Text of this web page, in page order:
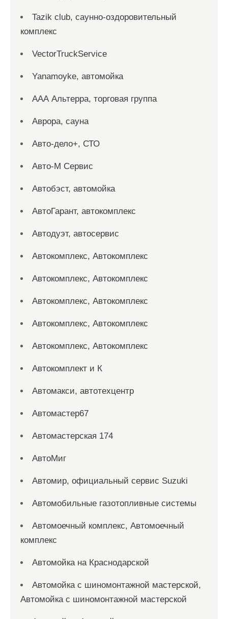
Tazik club, саунно-оздоровительный
комплекс
VectorTruckService
Yanamoyke, автомойка
ААА Альтерра, торговая группа
Аврора, сауна
Авто-дело+, СТО
Авто-М Сервис
Автобэст, автомойка
АвтоГарант, автокомплекс
Автодуэт, автосервис
Автокомплекс, Автокомплекс
Автокомплекс, Автокомплекс
Автокомплекс, Автокомплекс
Автокомплекс, Автокомплекс
Автокомплекс, Автокомплекс
Автокомплект и К
Автомакси, автотехцентр
Автомастер67
Автомастерская 174
АвтоМиг
Автомир, официальный сервис Suzuki
Автомобильные газотопливные системы
Автомоечный комплекс, Автомоечный
комплекс
Автомойка на Краснодарской
Автомойка с шиномонтажной мастерской,
Автомойка с шиномонтажной мастерской